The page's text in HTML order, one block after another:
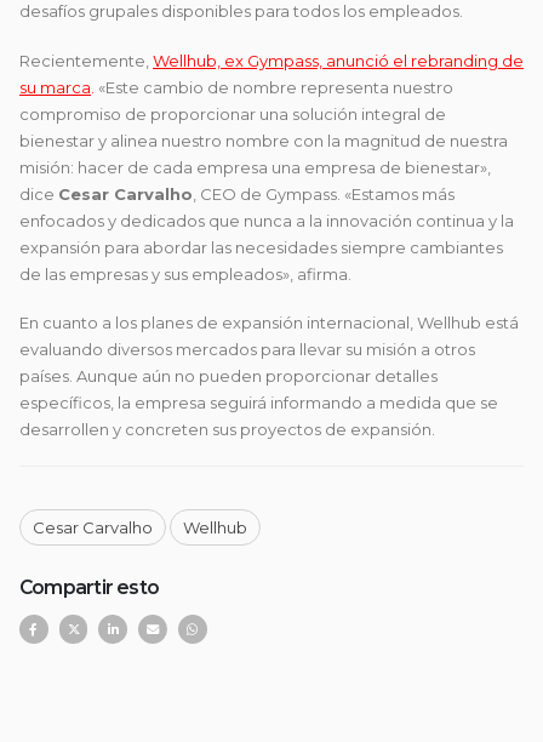
desafíos grupales disponibles para todos los empleados.
Recientemente, Wellhub, ex Gympass, anunció el rebranding de
su marca «Este cambio de nombre representa nuestro
compromiso de proporcionar una solución integral de
bienestar y alinea nuestro nombre con la magnitud de nuestra
misión: hacer de cada empresa una empresa de bienestar»,
dice Cesar Carvalho , CEO de Gympass. «Estamos más
enfocados y dedicados que nunca a la innovación continua y la
expansión para abordar las necesidades siempre cambiantes
de las empresas y sus empleados», afirma.
En cuanto a los planes de expansión internacional, Wellhub está
evaluando diversos mercados para llevar su misión a otros
países. Aunque aún no pueden proporcionar detalles
específicos, la empresa seguirá informando a medida que se
desarrollen y concreten sus proyectos de expansión.
Cesar Carvalho Wellhub
Compartir esto